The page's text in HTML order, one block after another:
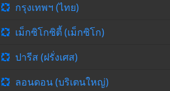
กรุงเทพฯ (ไทย)
เม็กซิโกซิตี้ (เม็กซิโก)
ปารีส (ฝรั่งเศส)
ลอนดอน (บริเตนใหญ่)